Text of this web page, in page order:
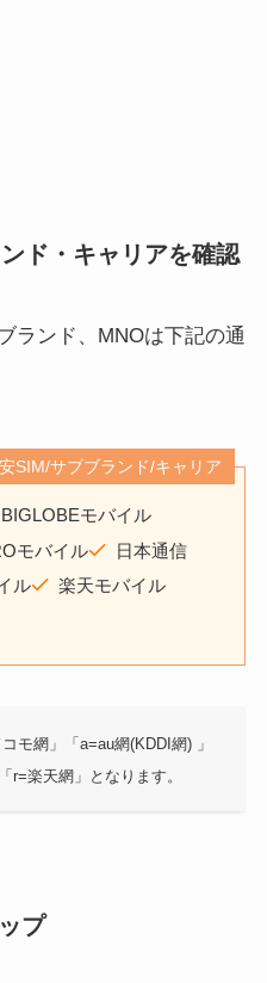
ド・キャリアを確認
ランド、MNOは下記の通
SIM/サブブランド/キャリア
BIGLOBEモバイル
モバイル
日本通信
ル
楽天モバイル
モ網」「a=au網(KDDI網) 」
r=楽天網」となります。
プ